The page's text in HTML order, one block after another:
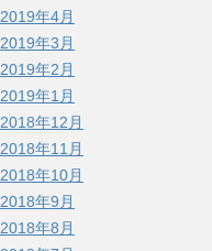
2019年4月
2019年3月
2019年2月
2019年1月
2018年12月
2018年11月
2018年10月
2018年9月
2018年8月